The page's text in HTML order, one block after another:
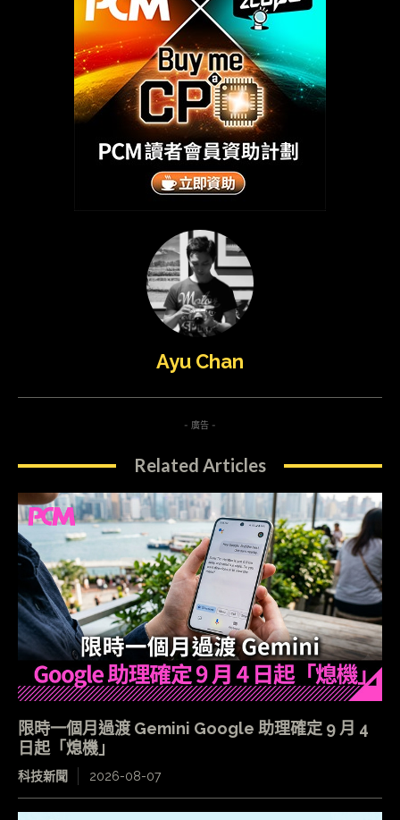
Ayu Chan
- 廣告 -
Related Articles
限時一個月過渡 Gemini Google 助理確定 9 月 4
日起「熄機」
科技新聞 2026-08-07